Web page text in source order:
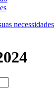
necessidades